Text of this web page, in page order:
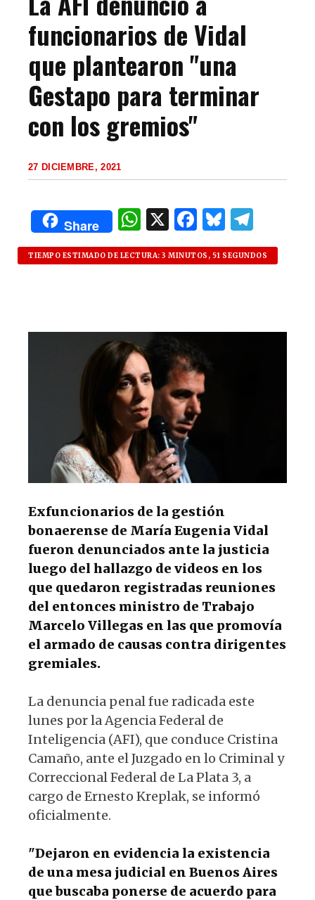
funcionarios de Vidal
que plantearon "una
Gestapo para terminar
con los gremios"
27 DICIEMBRE, 2021
Share
W
h
at
p
p
X F
a
c
o
k
B
lu
es
el
e
m
TIEMPO ESTIMADO DE LECTURA: 3 MINUTOS, 51 SEGUNDOS
Exfuncionarios de la gestión
bonaerense de María Eugenia Vidal
fueron denunciados ante la justicia
luego del hallazgo de videos en los
que quedaron registradas reuniones
del entonces ministro de Trabajo
Marcelo Villegas en las que promovía
el armado de causas contra dirigentes
gremiales.
La denuncia penal fue radicada este
lunes por la Agencia Federal de
Inteligencia (AFI), que conduce Cristina
Camaño, ante el Juzgado en lo Criminal y
Correccional Federal de La Plata 3, a
cargo de Ernesto Kreplak, se informó
oficialmente.
"Dejaron en evidencia la existencia
de una mesa judicial en Buenos Aires
que buscaba ponerse de acuerdo para